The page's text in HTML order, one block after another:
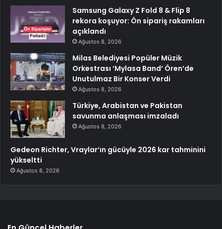
Samsung Galaxy Z Fold 8 & Flip 8
rekora koşuyor: Ön sipariş rakamları
açıklandı
Ağustos 8, 2026
Milas Belediyesi Popüler Müzik
Orkestrası ‘Mylasa Band’ Ören’de
Unutulmaz Bir Konser Verdi
Ağustos 8, 2026
Türkiye, Arabistan ve Pakistan
savunma anlaşması imzaladı
Ağustos 8, 2026
Gedeon Richter, Vraylar’ın gücüyle 2026 kar tahminini
yükseltti
Ağustos 8, 2026